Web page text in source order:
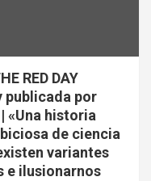
RED DAY
publicada por
«Una historia
de ciencia
variantes
e ilusionarnos